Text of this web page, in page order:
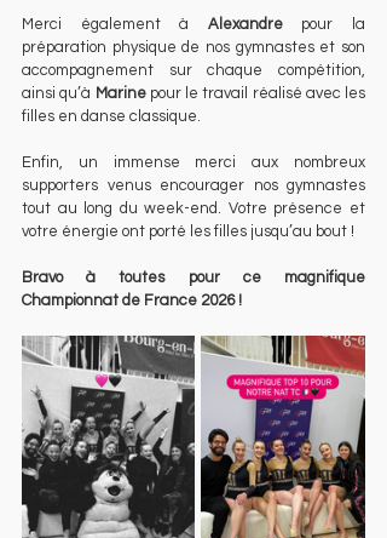
Merci également à Alexandre pour la
préparation physique de nos gymnastes et son
accompagnement sur chaque compétition,
ainsi qu’à Marine pour le travail réalisé avec les
filles en danse classique.
Enfin, un immense merci aux nombreux
supporters venus encourager nos gymnastes
tout au long du week-end. Votre présence et
votre énergie ont porté les filles jusqu’au bout !
Bravo à toutes pour ce magnifique
Championnat de France 2026 !